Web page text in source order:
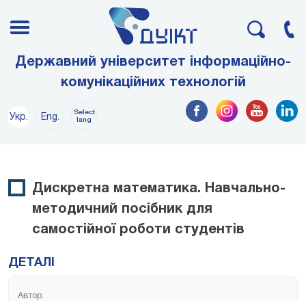
Державний університет інформаційно-
комунікаційних технологій
Укр. Eng.
Select
lang
Дискретна математика. Навчально-
методичний посібник для
самостійної роботи студентів
ДЕТАЛІ
Автор: